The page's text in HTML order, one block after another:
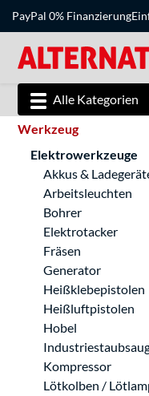
PayPal 0% Finanzierung
Alle Kategorien
Werkzeug
Elektrowerkzeuge
Akkus &
Arbeitsleuchten
Bohrer
Elektrotacker
Fräsen
Generator
Heißklebepistolen
Heißluftpistolen
Hobel
Kompressor
Lötkolben /